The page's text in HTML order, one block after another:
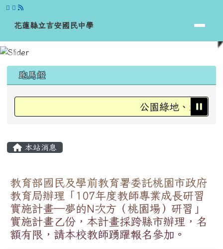
跳至主內容區
花蓮縣立吉安國民中學
花蓮縣立吉安國民中學
上中區域內容
跑馬燈
公園綠地、運動場
本站消息
教育部國民及學前教育署委託桃園市政府
教育局辦理「107年度教師專業成長研習
實施計畫─夢的N次方（桃園場）研習」
實施計畫乙份，本計畫採跨縣市辦理，名
額有限，請本校教師踴躍報名參加。
頁尾區域